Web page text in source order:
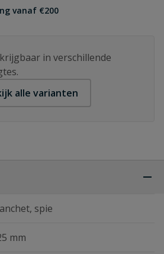
vanaf €200
in verschillende
alle varianten
spie
mm